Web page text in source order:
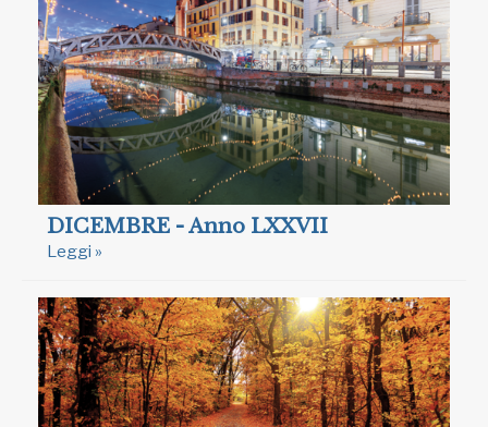
DICEMBRE - Anno LXXVII
Leggi »